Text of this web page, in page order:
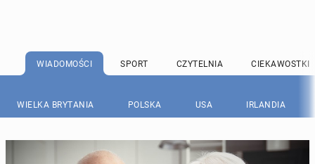
WIADOMOŚCI SPORT CZYTELNIA CIEKAWOSTKI
WIELKA BRYTANIA POLSKA USA IRLANDIA